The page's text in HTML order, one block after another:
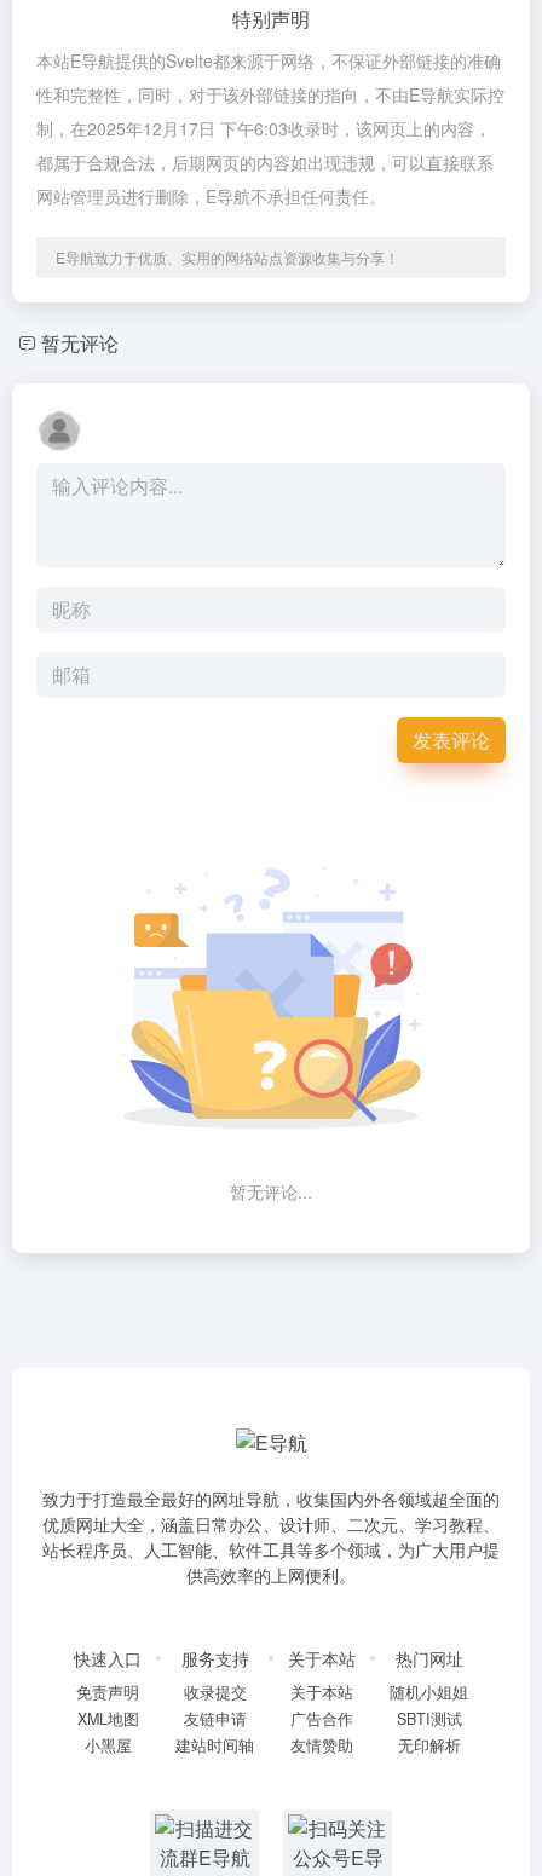
特别声明
本站E导航提供的Svelte都来源于网络，不保证外部链接的准确
性和完整性，同时，对于该外部链接的指向，不由E导航实际控
制，在2025年12月17日 下午6:03收录时，该网页上的内容，
都属于合规合法，后期网页的内容如出现违规，可以直接联系
网站管理员进行删除，E导航不承担任何责任。
E导航致力于优质、实用的网络站点资源收集与分享！
暂无评论
发表评论
暂无评论...
致力于打造最全最好的网址导航，收集国内外各领域超全面的
优质网址大全，涵盖日常办公、设计师、二次元、学习教程、
站长程序员、人工智能、软件工具等多个领域，为广大用户提
供高效率的上网便利。
快速入口
免责声明
XML地图
小黑屋
服务支持
收录提交
友链申请
建站时间轴
关于本站
关于本站
广告合作
友情赞助
热门网址
随机小姐姐
SBTI测试
无印解析